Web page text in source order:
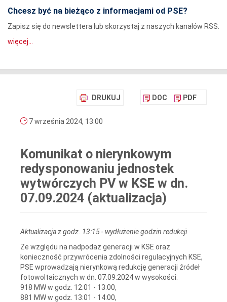
Chcesz być na bieżąco z informacjami od PSE?
Zapisz się do newslettera lub skorzystaj z naszych kanałów RSS.
więcej...
DRUKUJ DOC PDF
7 września 2024, 13:00
Komunikat o nierynkowym
redysponowaniu jednostek
wytwórczych PV w KSE w dn.
07.09.2024 (aktualizacja)
Aktualizacja z godz. 13:15 - wydłużenie godzin redukcji
Ze względu na nadpodaż generacji w KSE oraz
konieczność przywrócenia zdolności regulacyjnych KSE,
PSE wprowadzają nierynkową redukcję generacji źródeł
fotowoltaicznych w dn. 07.09.2024 w wysokości:
918 MW w godz. 12:01 - 13:00,
881 MW w godz. 13:01 - 14:00,